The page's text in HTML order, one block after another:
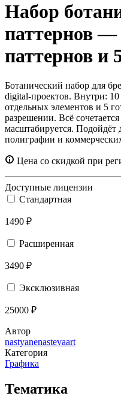
Набор
паттернов
паттернов и
Ботанический набор для
digital‑проектов. Внутри:
отдельных элементов и 5
разрешении. Всё
масштабируется. Подойдёт
полиграфии и
Цена со скидкой при
Доступные лицензии
Стандартная
1490 ₽
Расширенная
3490 ₽
Эксклюзивная
25000 ₽
Автор
nastyanenastevaart
Категория
Графика
Тематика